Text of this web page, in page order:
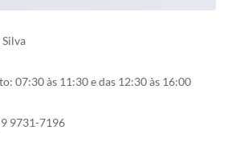
Silva
07:30 às 11:30 e das 12:30 às 16:00
9731-7196